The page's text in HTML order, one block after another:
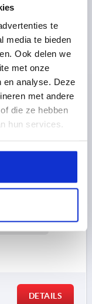
te
media te bieden
Ook delen we
met onze
en analyse. Deze
met andere
die ze hebben
hun services.
GR.4
DETAILS